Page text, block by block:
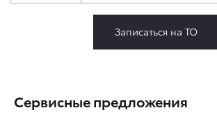
Записаться на ТО
Сервисные предложения